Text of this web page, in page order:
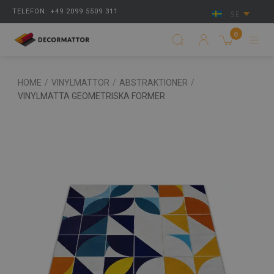
TELEFON: +49 2099 5509 311 SE
0
HOME / VINYLMATTOR / ABSTRAKTIONER /
VINYLMATTA GEOMETRISKA FORMER